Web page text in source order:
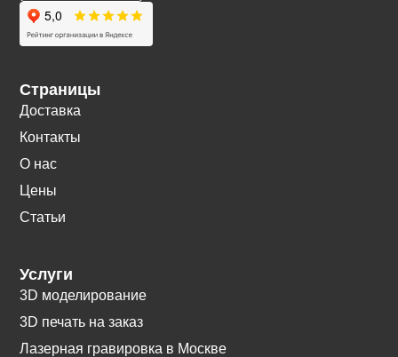
Страницы
Доставка
Контакты
О нас
Цены
Статьи
Услуги
3D моделирование
3D печать на заказ
Лазерная гравировка в Москве